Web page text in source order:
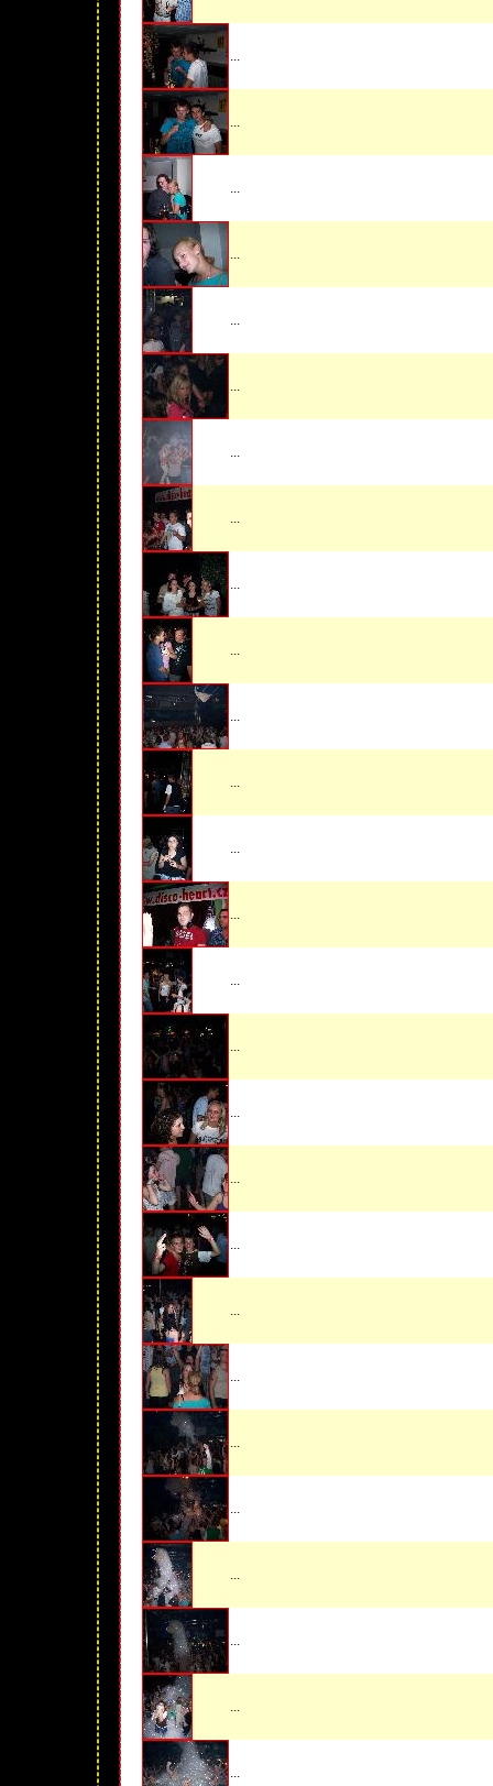
...
...
...
...
...
...
...
...
...
...
...
...
...
...
...
...
...
...
...
...
...
...
...
...
...
...
...